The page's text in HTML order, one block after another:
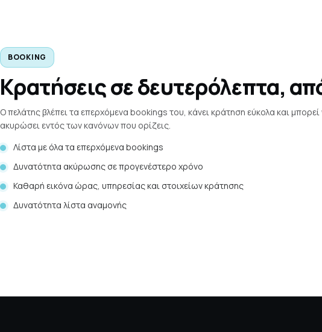
BOOKING
Κρατήσεις σε δευτερόλεπτα,
Ο πελάτης βλέπει τα επερχόμενα bookings του, κάνει κράτηση εύκολα και μπορεί
ακυρώσει εντός των κανόνων που ορίζεις.
Λίστα με όλα τα επερχόμενα bookings
Δυνατότητα ακύρωσης σε προγενέστερο χρόνο
Καθαρή εικόνα ώρας, υπηρεσίας και στοιχείων κράτησης
Δυνατότητα λίστα αναμονής